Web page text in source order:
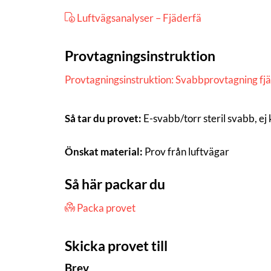
Luftvägsanalyser – Fjäderfä
Provtagningsinstruktion
Provtagningsinstruktion: Svabbprovtagning
Så tar du provet: E-svabb/torr steril svabb, ej
Önskat material: Prov från luftvägar
Så här packar du
Packa provet
Skicka provet till
Brev